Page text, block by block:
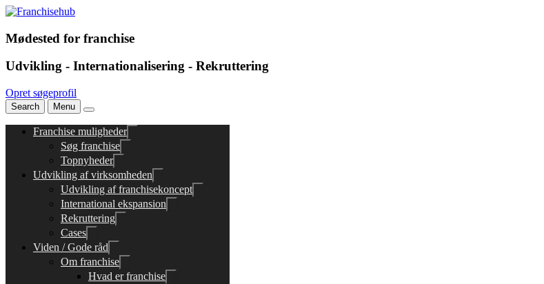
Mødested for franchise
Udvikling - Internationalisering - Rekruttering
Opret søgeprofil
Search Menu
Franchise muligheder
Søg franchise
Topnyheder
Udvikling af virksomheden
Udvikling af franchisekoncept
International ekspansion
Rekruttering
Cases
Viden / Gode råd
Om franchise
Hvad er franchise